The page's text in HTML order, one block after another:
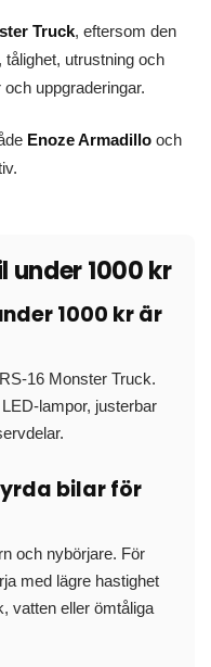
Truck, eftersom den
utrustning och
uppgraderingar.
Enoze Armadillo och
under 1000 kr
1000 kr är
16 Monster Truck.
lampor, justerbar
bilar för
och nybörjare. För
med lägre hastighet
vatten eller ömtåliga